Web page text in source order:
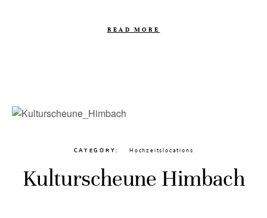
READ MORE
CATEGORY Hochzeitslocations
Kulturscheune Himbach